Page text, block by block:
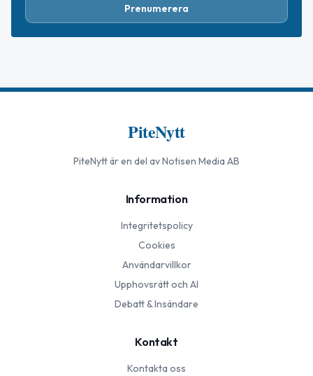
Prenumerera
PiteNytt
PiteNyttär en del av Notisen Media AB
Information
Integritetspolicy
Cookies
Användarvillkor
Upphovsrätt och AI
Debatt & Insändare
Kontakt
Kontakta oss